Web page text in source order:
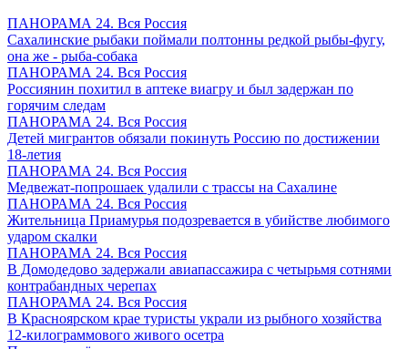
ПАНОРАМА 24. Вся Россия
Сахалинские рыбаки поймали полтонны редкой рыбы-фугу,
она же - рыба-собака
ПАНОРАМА 24. Вся Россия
Россиянин похитил в аптеке виагру и был задержан по
горячим следам
ПАНОРАМА 24. Вся Россия
Детей мигрантов обязали покинуть Россию по достижении
18-летия
ПАНОРАМА 24. Вся Россия
Медвежат-попрошаек удалили с трассы на Сахалине
ПАНОРАМА 24. Вся Россия
Жительница Приамурья подозревается в убийстве любимого
ударом скалки
ПАНОРАМА 24. Вся Россия
В Домодедово задержали авиапассажира с четырьмя сотнями
контрабандных черепах
ПАНОРАМА 24. Вся Россия
В Красноярском крае туристы украли из рыбного хозяйства
12-килограммового живого осетра